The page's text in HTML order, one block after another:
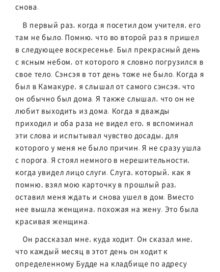
снова.
В первый раз, когда я посетил дом учителя, его
там не было. Помню, что во второй раз я пришел
в следующее воскресенье. Был прекрасный день
с ясным небом, от которого я словно погрузился в
свое тело. Сэнсэя в тот день тоже не было. Когда я
был в Камакуре, я слышал от самого сэнсэя, что
он обычно был дома. Я также слышал, что он не
любит выходить из дома. Когда я дважды
приходил и оба раза не видел его, я вспоминал
эти слова и испытывал чувство досады, для
которого у меня не было причин. Я не сразу ушла
с порога. Я стоял немного в нерешительности,
когда увидел лицо слуги. Слуга, который, как я
помню, взял мою карточку в прошлый раз,
оставил меня ждать и снова ушел в дом. Вместо
нее вышла женщина, похожая на жену. Это была
красивая женщина.
Он рассказал мне, куда ходит. Он сказал мне,
что каждый месяц в этот день он ходит к
определенному Будде на кладбище по адресу